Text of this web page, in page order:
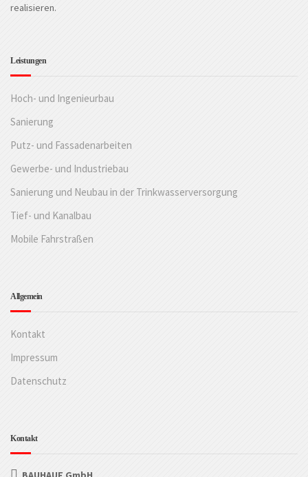
realisieren.
Leistungen
Hoch- und Ingenieurbau
Sanierung
Putz- und Fassadenarbeiten
Gewerbe- und Industriebau
Sanierung und Neubau in der Trinkwasserversorgung
Tief- und Kanalbau
Mobile Fahrstraßen
Allgemein
Kontakt
Impressum
Datenschutz
Kontakt